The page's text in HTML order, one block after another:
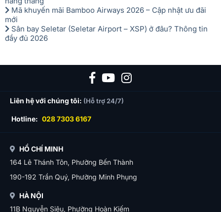
Mã khuyến mãi Bamboo Airways 2026 – Cập nhật ưu đãi
mới
Sân bay Seletar (Seletar Airport – XSP) ở đâu? Thông tin
đầy đủ 2026
Liên hệ với chúng tôi: (Hỗ trợ 24/7)
Hotline: 028 7303 6167
HỒ CHÍ MINH
164 Lê Thánh Tôn, Phường Bến Thành
190-192 Trần Quý, Phường Minh Phụng
HÀ NỘI
11B Nguyễn Siêu, Phường Hoàn Kiếm